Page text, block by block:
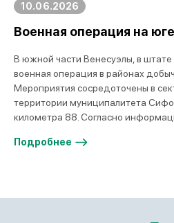
10.06.2026
Военная операция на
В южной части Венесуэлы, в штате
военная операция в районах
Мероприятия сосредоточены в
территории муниципалитета
километра 88. Согласно
Подробнее